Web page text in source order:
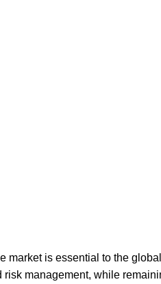
market is essential to the
management, while